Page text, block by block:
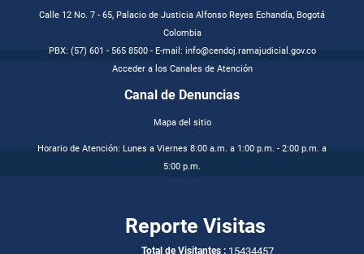
Calle 12 No. 7 - 65, Palacio de Justicia Alfonso Reyes Echandía, Bogotá
Colombia
PBX: (57) 601 - 565 8500 - E-mail: info@cendoj.ramajudicial.gov.co
Acceder a los Canales de Atención
Canal de Denuncias
Mapa del sitio
Horario de Atención: Lunes a Viernes 8:00 a.m. a 1:00 p.m. - 2:00 p.m. a
5:00 p.m.
Reporte Visitas
Total de Visitantes : 15434457